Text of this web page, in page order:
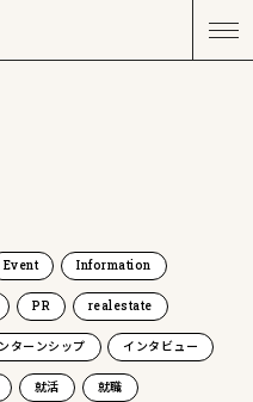
Event Information
PR realestate
ターンシップ インタビュー
就活 就職